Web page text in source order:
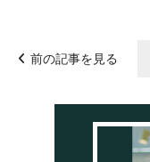
前の記事を見る